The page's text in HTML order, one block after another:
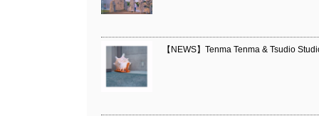
【NEWS】Tenma Tenma & Tsudio